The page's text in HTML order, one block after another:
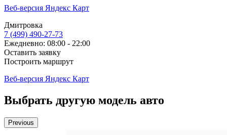
Веб-версия Яндекс Карт
Дмитровка
7 (499) 490-27-73
Ежедневно: 08:00 - 22:00
Оставить заявку
Построить маршрут
Веб-версия Яндекс Карт
Выбрать другую модель авто
Previous